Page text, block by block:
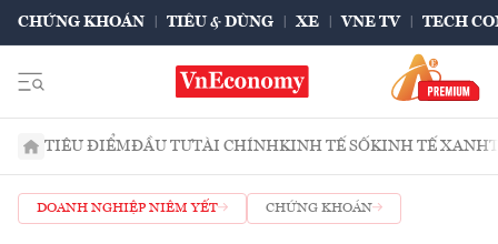
CHỨNG KHOÁN TIÊU & DÙNG XE VNE TV TECH
TIÊU ĐIỂMĐẦU TƯTÀI CHÍNHKINH TẾ SỐKINH TẾ XANH
DOANH NGHIỆP NIÊM YẾT CHỨNG KHOÁN